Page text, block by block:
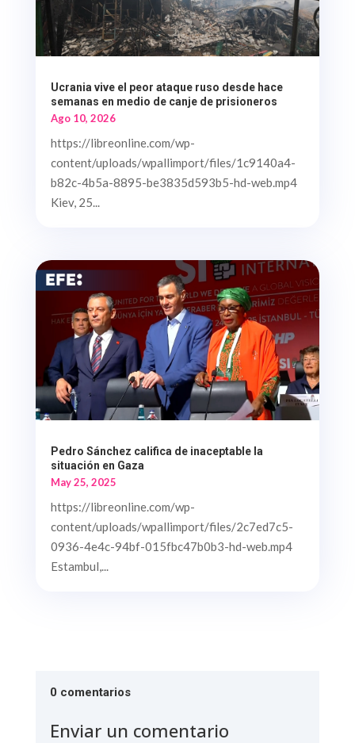
Ucrania vive el peor ataque ruso desde hace
semanas en medio de canje de prisioneros
Ago 10, 2026
https://libreonline.com/wp-
content/uploads/wpallimport/files/1c9140a4-
b82c-4b5a-8895-be3835d593b5-hd-web.mp4
Kiev, 25...
Pedro Sánchez califica de inaceptable la
situación en Gaza
May 25, 2025
https://libreonline.com/wp-
content/uploads/wpallimport/files/2c7ed7c5-
0936-4e4c-94bf-015fbc47b0b3-hd-web.mp4
Estambul,...
0 comentarios
Enviar un comentario